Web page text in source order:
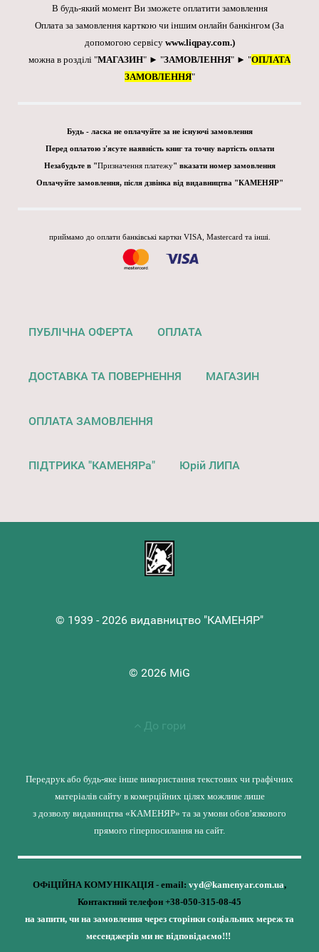
В будь-який момент Ви зможете оплатити замовлення
Оплата за замовлення карткою чи іншим онлайн банкінгом (За
допомогою сервісу www.liqpay.com.)
можна в розділі "МАГАЗИН" ► "ЗАМОВЛЕННЯ" ► "ОПЛАТА
ЗАМОВЛЕННЯ"
Будь - ласка не оплачуйте за не існуючі замовлення
Перед оплатою з'ясуте наявність книг та точну вартість оплати
Незабудьте в "Призначення платежу" вказати номер замовлення
Оплачуйте замовлення, після дзвінка від видавництва "КАМЕНЯР"
приймамо до оплати банківські картки VISA, Mastercard та інші.
ПУБЛІЧНА ОФЕРТА ОПЛАТА
ДОСТАВКА ТА ПОВЕРНЕННЯ МАГАЗИН
ОПЛАТА ЗАМОВЛЕННЯ
ПІДТРИКА "КАМЕНЯРа" Юрій ЛИПА
© 1939 - 2026 видавництво "КАМЕНЯР"
© 2026 MiG
До гори
Передрук або будь-яке інше використання текстових чи графічних
матеріалів сайту в комерційних цілях можливе лише
з дозволу видавництва «КАМЕНЯР» та за умови обов’язкового
прямого гіперпосилання на сайт.
ОФіЦІЙНА КОМУНІКАЦІЯ - email: vyd@kamenyar.com.ua,
Контактний телефон +38-050-315-08-45
на запити, чи на замовлення через сторінки соціальних мереж та
месенджерів ми не відповідаємо!!!